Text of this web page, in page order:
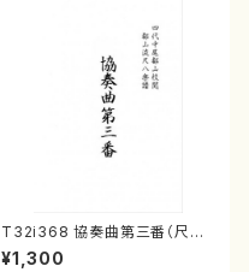
T32i368 協奏曲第三番（尺八/
唯是震一/楽譜）都山流公刊楽譜
曲番:2073
¥1,300